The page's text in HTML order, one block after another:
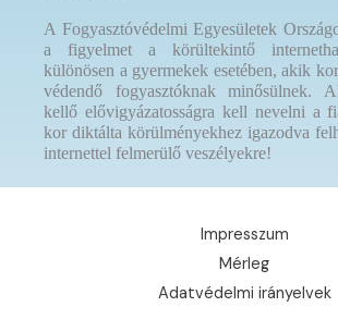
A Fogyasztóvédelmi Egyesületek
a figyelmet a körültekintő
különösen a gyermekek esetében, akik
védendő fogyasztóknak minősülnek.
kellő elővigyázatosságra kell nevelni a
kor diktálta körülményekhez igazodva
internettel felmerülő veszélyekre!
Impresszum
Mérleg
Adatvédelmi irányelvek